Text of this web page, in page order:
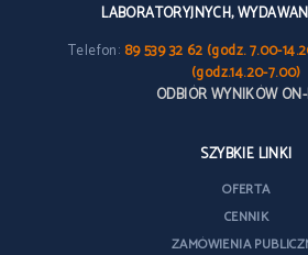
LABORATORYJNYCH,
Telefon: 89 539 32 62 (godz. 7.00-
(godz.14.20-7.00)
ODBIÓR WYNIKÓW
SZYBKIE LINKI
OFERTA
CENNIK
ZAMÓWIENIA